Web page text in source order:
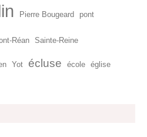
Pierre Bougeard pont
Réan Sainte-Reine
Yot écluse école église